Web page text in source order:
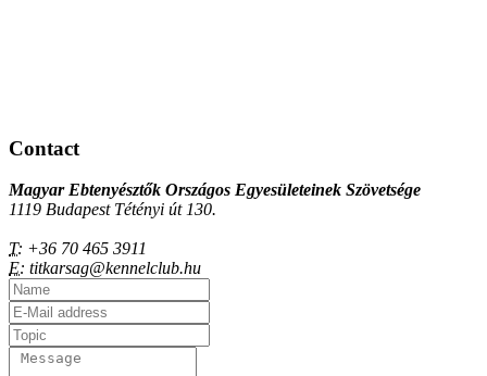
Contact
Magyar Ebtenyésztők Országos Egyesületeinek Szövetsége
1119 Budapest Tétényi út 130.
T: +36 70 465 3911
E: titkarsag@kennelclub.hu